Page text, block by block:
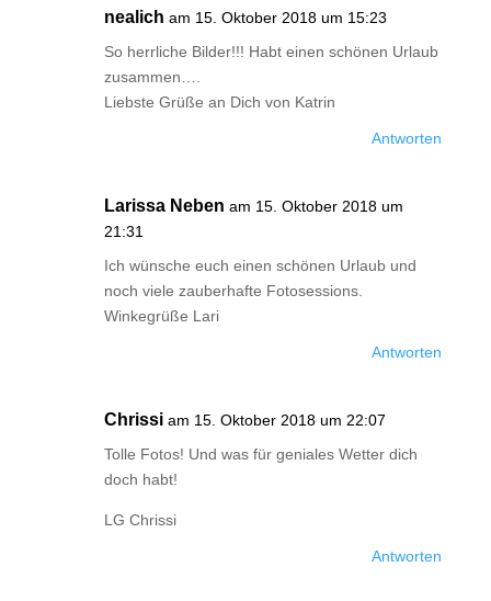
nealich am 15. Oktober 2018 um 15:23
So herrliche Bilder!!! Habt einen schönen Urlaub
zusammen….
Liebste Grüße an Dich von Katrin
Antworten
Larissa Neben am 15. Oktober 2018 um
21:31
Ich wünsche euch einen schönen Urlaub und
noch viele zauberhafte Fotosessions.
Winkegrüße Lari
Antworten
Chrissi am 15. Oktober 2018 um 22:07
Tolle Fotos! Und was für geniales Wetter dich
doch habt!
LG Chrissi
Antworten